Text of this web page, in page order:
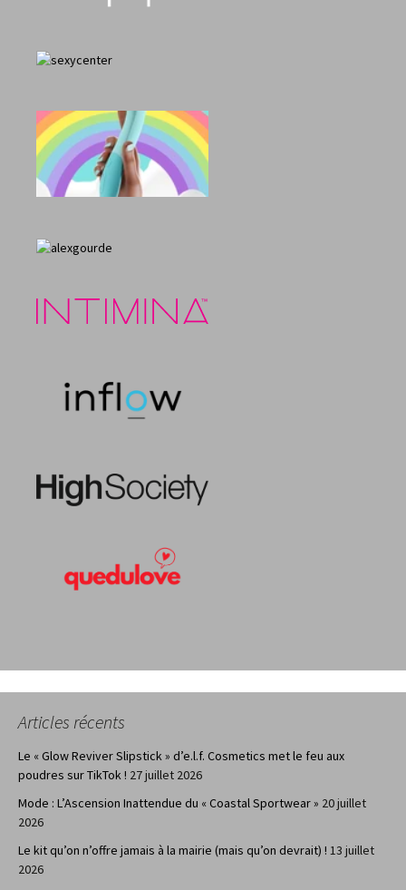
Articles récents
Le « Glow Reviver Slipstick » d’e.l.f. Cosmetics met le feu aux
poudres sur TikTok ! 27 juillet 2026
Mode : L’Ascension Inattendue du « Coastal Sportwear » 20 juillet
2026
Le kit qu’on n’offre jamais à la mairie (mais qu’on devrait) ! 13 juillet
2026